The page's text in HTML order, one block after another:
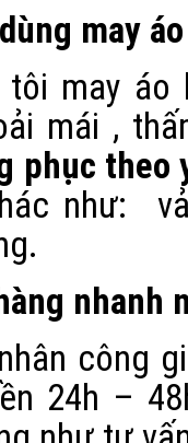
may
tôi may
mái ,
phục theo
như:
nhanh
công
24h –